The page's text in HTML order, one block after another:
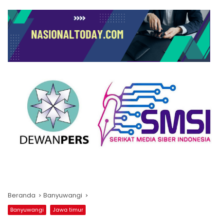
Beranda Banyuwangi
Banyuwangi Jawa timur